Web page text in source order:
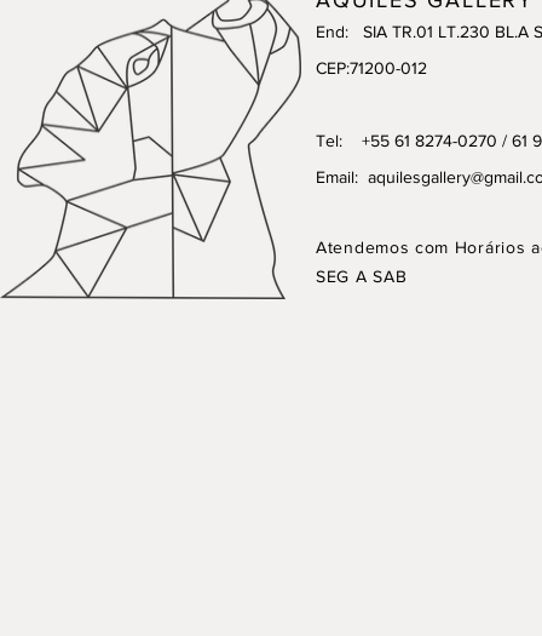
End: SIA TR.01 LT.230 BL.A
CEP:71200-012
Tel: +55 61 8274-0270 / 61
Email:
Atendemos com Horários
SEG A SAB